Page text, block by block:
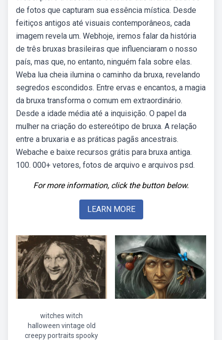
de fotos que capturam sua essência mística. Desde
feitiços antigos até visuais contemporâneos, cada
imagem revela um. Webhoje, iremos falar da história
de três bruxas brasileiras que influenciaram o nosso
país, mas que, no entanto, ninguém fala sobre elas.
Weba lua cheia ilumina o caminho da bruxa, revelando
segredos escondidos. Entre ervas e encantos, a magia
da bruxa transforma o comum em extraordinário.
Desde a idade média até a inquisição. O papel da
mulher na criação do estereótipo de bruxa. A relação
entre a bruxaria e as práticas pagãs ancestrais.
Webache e baixe recursos grátis para bruxa antiga.
100. 000+ vetores, fotos de arquivo e arquivos psd.
For more information, click the button below.
LEARN MORE
witches witch
halloween vintage old
creepy portraits spooky